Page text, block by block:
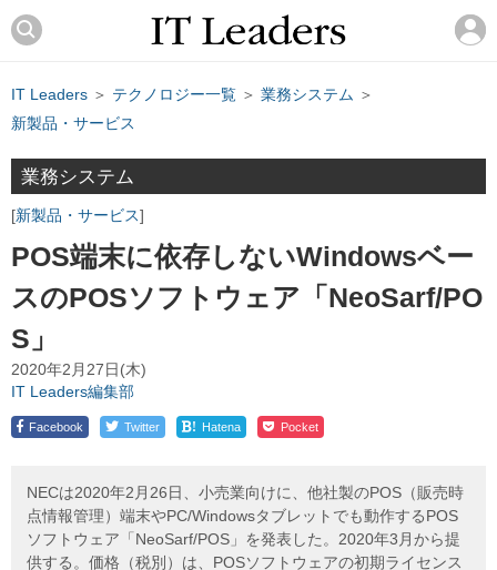
IT Leaders ＞ テクノロジー一覧 ＞ 業務システム ＞
新製品・サービス
業務システム
新製品・サービス
POS端末に依存しないWindowsベー
スのPOSソフトウェア「NeoSarf/PO
S」
2020年2月27日(木)
IT Leaders編集部
Facebook Twitter ! Hatena Pocket
NECは2020年2月26日、小売業向けに、他社製のPOS（販売時
点情報管理）端末やPC/Windowsタブレットでも動作するPOS
ソフトウェア「NeoSarf/POS」を発表した。2020年3月から提
供する。価格（税別）は、POSソフトウェアの初期ライセンス